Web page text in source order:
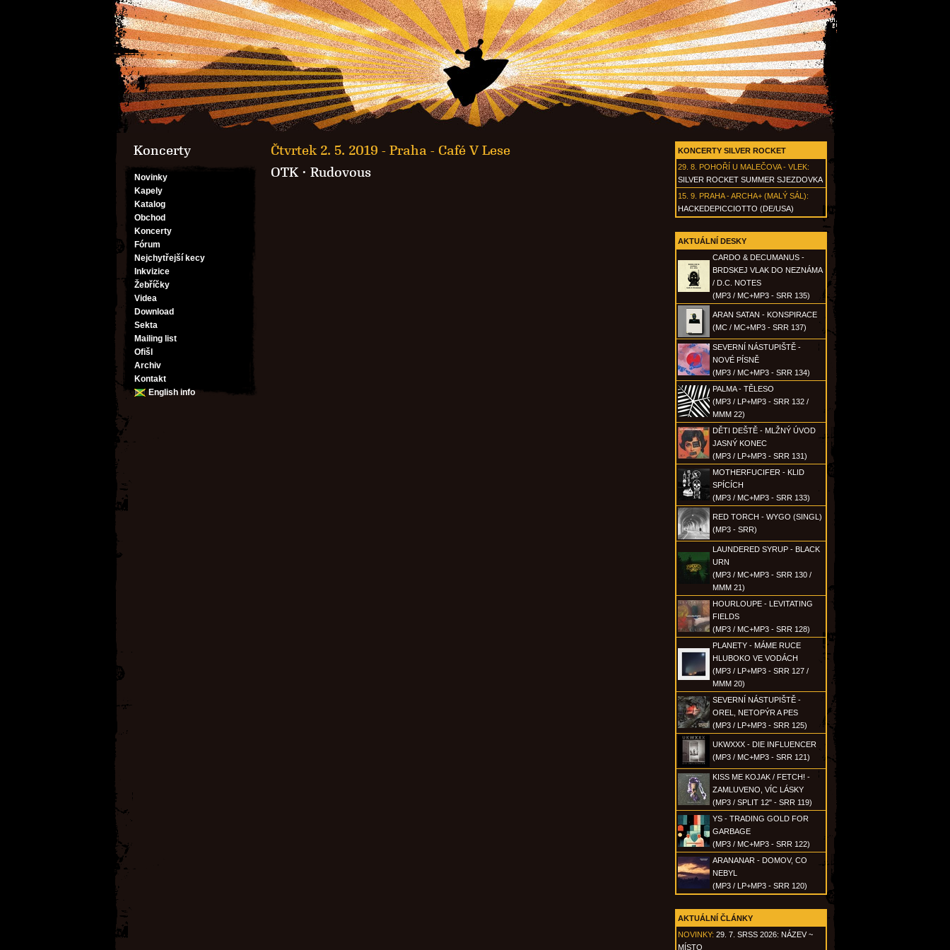
Koncerty
Novinky
Kapely
Katalog
Obchod
Koncerty
Fórum
Nejchytřejší kecy
Inkvizice
Žebříčky
Videa
Download
Sekta
Mailing list
Ofišl
Archiv
Kontakt
English info
KONCERTY SILVER ROCKET
29. 8. POHOŘÍ U MALEČOVA - VLEK:
SILVER ROCKET SUMMER SJEZDOVKA
15. 9. PRAHA - ARCHA+ (MALÝ SÁL):
HACKEDEPICCIOTTO (DE/USA)
AKTUÁLNÍ DESKY
CARDO & DECUMANUS -
BRDSKEJ VLAK DO NEZNÁMA
/ D.C. NOTES
(MP3 / MC+MP3 - SRR 135)
ARAN SATAN - KONSPIRACE
(MC / MC+MP3 - SRR 137)
SEVERNÍ NÁSTUPIŠTĚ -
NOVÉ PÍSNĚ
(MP3 / MC+MP3 - SRR 134)
PALMA - TĚLESO
(MP3 / LP+MP3 - SRR 132 /
MMM 22)
DĚTI DEŠTĚ - MLŽNÝ ÚVOD
JASNÝ KONEC
(MP3 / LP+MP3 - SRR 131)
MOTHERFUCIFER - KLID
SPÍCÍCH
(MP3 / MC+MP3 - SRR 133)
RED TORCH - WYGO (SINGL)
(MP3 - SRR)
LAUNDERED SYRUP - BLACK
URN
(MP3 / MC+MP3 - SRR 130 /
MMM 21)
HOURLOUPE - LEVITATING
FIELDS
(MP3 / MC+MP3 - SRR 128)
PLANETY - MÁME RUCE
HLUBOKO VE VODÁCH
(MP3 / LP+MP3 - SRR 127 /
MMM 20)
SEVERNÍ NÁSTUPIŠTĚ -
OREL, NETOPÝR A PES
(MP3 / LP+MP3 - SRR 125)
UKWXXX - DIE INFLUENCER
(MP3 / MC+MP3 - SRR 121)
KISS ME KOJAK / FETCH! -
ZAMLUVENO, VÍC LÁSKY
(MP3 / SPLIT 12" - SRR 119)
YS - TRADING GOLD FOR
GARBAGE
(MP3 / MC+MP3 - SRR 122)
ARANANAR - DOMOV, CO
NEBYL
(MP3 / LP+MP3 - SRR 120)
AKTUÁLNÍ ČLÁNKY
NOVINKY: 29. 7. SRSS 2026: NÁZEV ~
MÍSTO
Čtvrtek 2. 5. 2019 - Praha - Café V Lese
OTK · Rudovous